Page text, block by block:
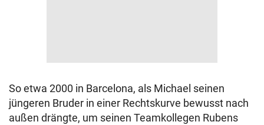
So etwa 2000 in Barcelona, als Michael seinen
jüngeren Bruder in einer Rechtskurve bewusst nach
außen drängte, um seinen Teamkollegen Rubens